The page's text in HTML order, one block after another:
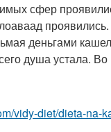
сфер
деньгами
душа устала.
vidy-diet/dieta-na-